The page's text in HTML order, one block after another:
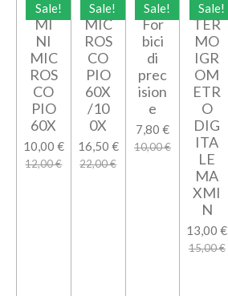
Sale!
MI
NI
MIC
ROS
CO
PIO
60X
10,00 €
12,00 €
Sale!
MIC
ROS
CO
PIO
60X
/10
0X
16,50 €
22,00 €
Sale!
For
bici
di
prec
ision
e
7,80 €
10,00 €
Sale!
TER
MO
IGR
OM
ETR
O
DIG
ITA
LE
MA
XMI
N
13,00 €
15,00 €